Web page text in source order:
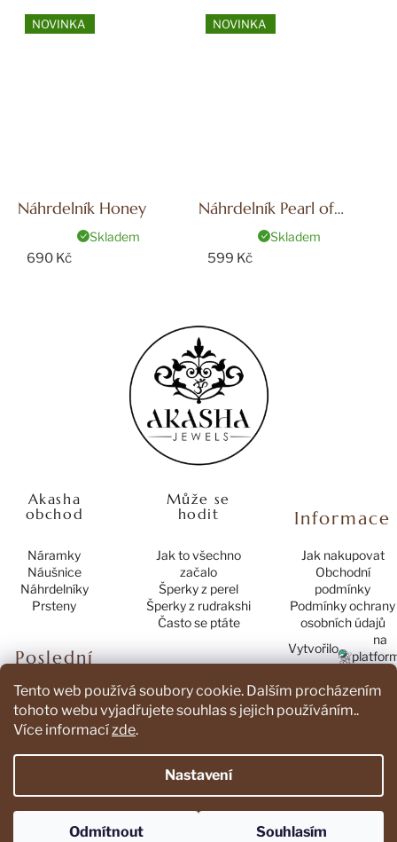
Tento web používá soubory cookie. Dalším procházením
tohoto webu vyjadřujete souhlas s jejich používáním..
Více informacízde.
Nastavení
Odmítnout Souhlasím
NOVINKA
Náhrdelník Honey
Skladem
690 Kč
NOVINKA
Náhrdelník Pearl of
Summer Honey
Skladem
599 Kč
Akasha
obchod
Náramky
Náušnice
Náhrdelníky
Prsteny
Může se
hodit
Jak to všechno
začalo
Šperky z perel
Šperky z rudrakshi
Často se ptáte
Informace
Jak nakupovat
Obchodní
podmínky
Podmínky ochrany
osobních údajů
Poslední
produktů
Náramek Mamma Mia
Hodnocení produktu je 4 z 5 hvězdiček.
Vytvořilo
na